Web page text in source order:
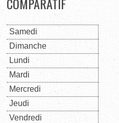
Samedi
Dimanche
Lundi
Mardi
Mercredi
Jeudi
Vendredi